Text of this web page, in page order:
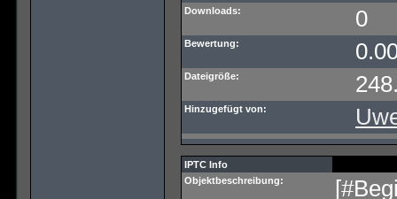
Downloads: 0
Bewertung:
Dateigröße:
Hinzugefügt von:
IPTC Info
Objektbeschreibung: